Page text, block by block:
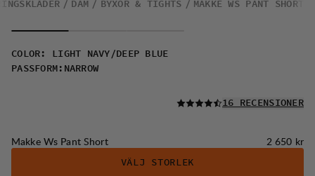
DAM BYXOR & TIGHTS MAKKE WS PANT SHORT
COLOR :
LIGHT NAVY/DEEP BLUE
PASSFORM : NARROW
LÄS ALLA
16 RECENSIONER
Makke Ws Pant Short Pris:
2 650 kr
VÄLJ STORLEK